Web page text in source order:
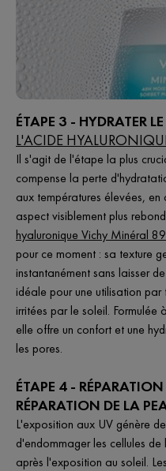
ÉTAPE 3 - HYDRATER
L'ACIDE
Il s'agit de l'étape la plus
compense la perte
aux températures élevées,
aspect visiblement plus
hyaluronique Vichy Minéral 89
pour ce moment : sa texture
instantanément sans laisser
idéale pour une utilisation
irritées par le soleil.
elle offre un confort et une
les pores.
ÉTAPE 4 -
RÉPARATION DE LA
L'exposition aux UV génère
d'endommager les cellules de
après l'exposition au soleil.